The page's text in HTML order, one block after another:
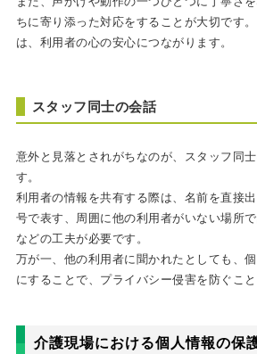
ちに寄り添った対応をすることが大切です
は、利用者の心の安心につながります。
スタッフ同士の会話
意外と見落とされがちなのが、スタッフ同
す。
利用者の情報を共有する際は、名前を直接
号で表す、周囲に他の利用者がいない場所
などの工夫が必要です。
万が一、他の利用者に聞かれたとしても、
にすることで、プライバシー侵害を防ぐこと
介護現場における個人情報の保